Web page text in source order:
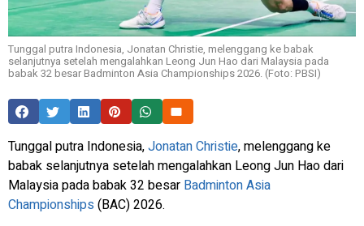
Tunggal putra Indonesia, Jonatan Christie, melenggang ke babak
selanjutnya setelah mengalahkan Leong Jun Hao dari Malaysia pada
babak 32 besar Badminton Asia Championships 2026. (Foto: PBSI)
Tunggal putra Indonesia,Jonatan Christie, melenggang ke
babak selanjutnya setelah mengalahkan Leong Jun Hao dari
Malaysia pada babak 32 besar Badminton Asia
Championships (BAC) 2026.